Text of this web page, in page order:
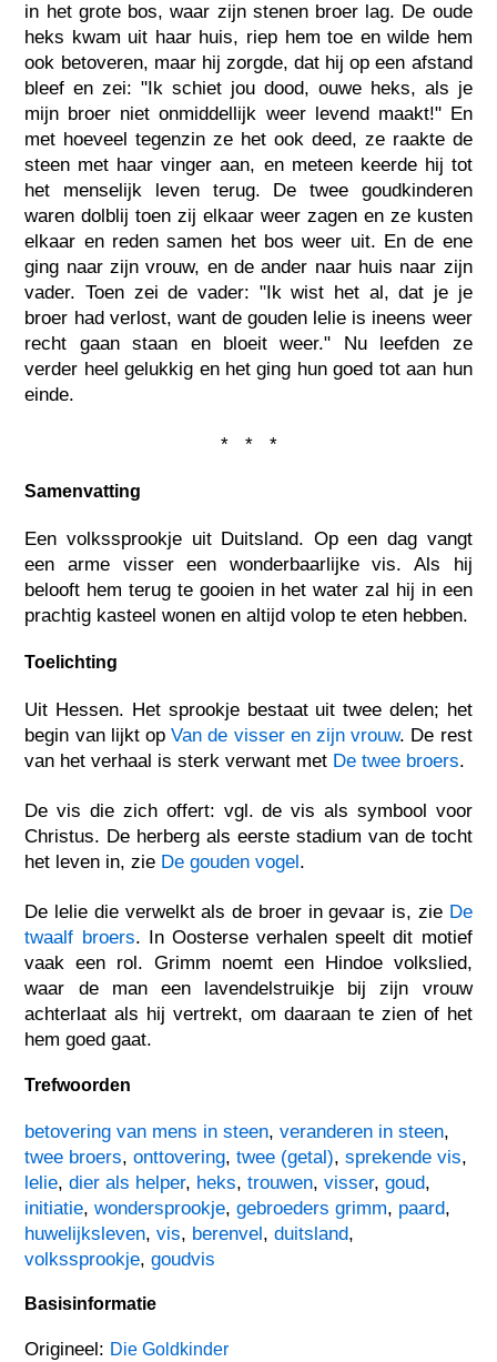
in het grote bos, waar zijn stenen broer lag. De oude
heks kwam uit haar huis, riep hem toe en wilde hem
ook betoveren, maar hij zorgde, dat hij op een afstand
bleef en zei: "Ik schiet jou dood, ouwe heks, als je
mijn broer niet onmiddellijk weer levend maakt!" En
met hoeveel tegenzin ze het ook deed, ze raakte de
steen met haar vinger aan, en meteen keerde hij tot
het menselijk leven terug. De twee goudkinderen
waren dolblij toen zij elkaar weer zagen en ze kusten
elkaar en reden samen het bos weer uit. En de ene
ging naar zijn vrouw, en de ander naar huis naar zijn
vader. Toen zei de vader: "Ik wist het al, dat je je
broer had verlost, want de gouden lelie is ineens weer
recht gaan staan en bloeit weer." Nu leefden ze
verder heel gelukkig en het ging hun goed tot aan hun
einde.
* * *
Samenvatting
Een volkssprookje uit Duitsland. Op een dag vangt
een arme visser een wonderbaarlijke vis. Als hij
belooft hem terug te gooien in het water zal hij in een
prachtig kasteel wonen en altijd volop te eten hebben.
Toelichting
Uit Hessen. Het sprookje bestaat uit twee delen; het
begin van lijkt opVan de visser en zijn vrouw. De rest
van het verhaal is sterk verwant met De twee broers.
De vis die zich offert: vgl. de vis als symbool voor
Christus. De herberg als eerste stadium van de tocht
het leven in, zie De gouden vogel.
De lelie die verwelkt als de broer in gevaar is, zie De
twaalf broers. In Oosterse verhalen speelt dit motief
vaak een rol. Grimm noemt een Hindoe volkslied,
waar de man een lavendelstruikje bij zijn vrouw
achterlaat als hij vertrekt, om daaraan te zien of het
hem goed gaat.
Trefwoorden
betovering van mens in steen,veranderen in steen,
twee broers,onttovering,twee (getal),sprekende vis,
lelie,dier als helper, heks,trouwen,visser,goud,
initiatie,wondersprookje,gebroeders grimm, paard,
huwelijksleven,vis, berenvel,duitsland,
volkssprookje,goudvis
Basisinformatie
Origineel: Die Goldkinder